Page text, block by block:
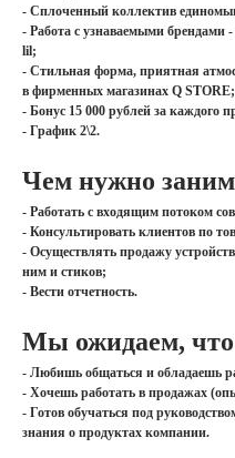
- Сплоченный коллектив
- Работа с узнаваемыми брендами
lil;
- Стильная форма, приятная
в фирменных магазинах Q STORE;
- Бонус 15 000 рублей за каждого
- График 2\2.
Чем нужно
- Работать с входящим потоком
- Консультировать клиентов по
- Осуществлять продажу
ним и стиков;
- Вести отчетность.
Мы ожидаем,
- Любишь общаться и обладаешь
- Хочешь работать в продажах
- Готов обучаться под
знания о продуктах компании.